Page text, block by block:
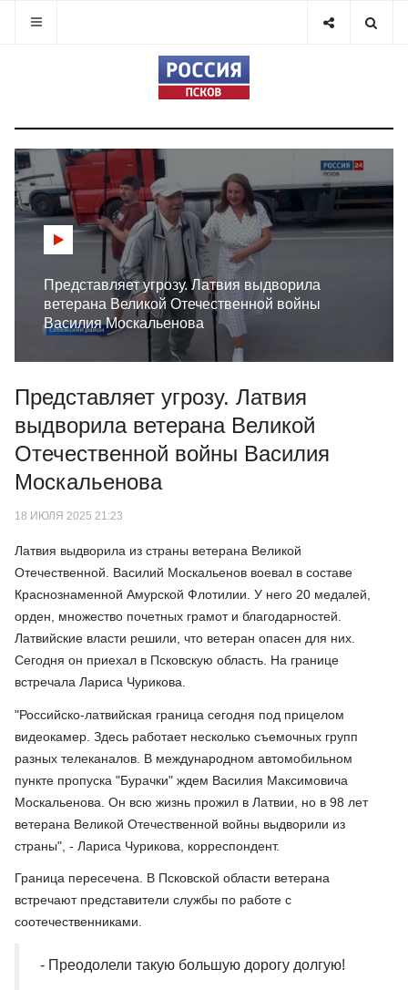
Представляет угрозу. Латвия выдворила
ветерана Великой Отечественной войны
Василия Москальенова
Представляет угрозу. Латвия
выдворила ветерана Великой
Отечественной войны Василия
Москальенова
18 ИЮЛЯ 2025 21:23
Латвия выдворила из страны ветерана Великой
Отечественной. Василий Москальенов воевал в составе
Краснознаменной Амурской Флотилии. У него 20 медалей,
орден, множество почетных грамот и благодарностей.
Латвийские власти решили, что ветеран опасен для них.
Сегодня он приехал в Псковскую область. На границе
встречала Лариса Чурикова.
"Российско-латвийская граница сегодня под прицелом
видеокамер. Здесь работает несколько съемочных групп
разных телеканалов. В международном автомобильном
пункте пропуска "Бурачки" ждем Василия Максимовича
Москальенова. Он всю жизнь прожил в Латвии, но в 98 лет
ветерана Великой Отечественной войны выдворили из
страны", - Лариса Чурикова, корреспондент.
Граница пересечена. В Псковской области ветерана
встречают представители службы по работе с
соотечественниками.
- Преодолели такую большую дорогу долгую!